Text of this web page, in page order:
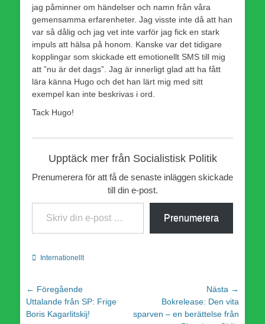
jag påminner om händelser och namn från våra
gemensamma erfarenheter. Jag visste inte då att han
var så dålig och jag vet inte varför jag fick en stark
impuls att hälsa på honom. Kanske var det tidigare
kopplingar som skickade ett emotionellt SMS till mig
att ”nu är det dags”. Jag är innerligt glad att ha fått
lära känna Hugo och det han lärt mig med sitt
exempel kan inte beskrivas i ord.
Tack Hugo!
Upptäck mer från Socialistisk Politik
Prenumerera för att få de senaste inläggen skickade
till din e-post.
Skriv din e-post …
Prenumerera
Kategorier
Internationellt
Inläggsnavigering
← Föregående
Föregående
inlägg:
Uttalande från SP: Frige
Boris Kagarlitskij!
Nästa →
inlägg:
Bokrelease: Den vita
sparven – en berättelse från